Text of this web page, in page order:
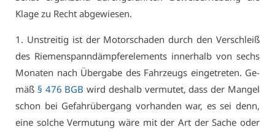
Kla­ge zu Recht ab­ge­wie­sen.
1. Un­strei­tig ist der Mo­tor­scha­den durch den Ver­schleiß
des Rie­men­spann­dämp­fe­r­ele­ments in­ner­halb von sechs
Mo­na­ten nach Über­ga­be des Fahr­zeugs ein­ge­tre­ten. Ge­
mäß § 476 BGB wird des­halb ver­mu­tet, dass der Man­gel
schon bei Ge­fahr­über­gang vor­han­den war, es sei denn,
ei­ne sol­che Ver­mu­tung wä­re mit der Art der Sa­che oder